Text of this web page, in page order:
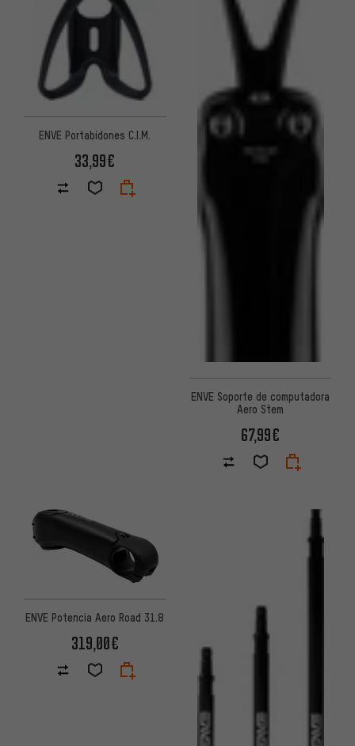
ENVE Portabidones C.I.M.
33,99€
ENVE Soporte de computadora
Aero Stem
67,99€
ENVE Potencia Aero Road 31.8
319,00€